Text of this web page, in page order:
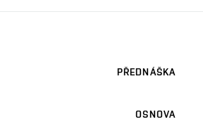
PŘEDNÁŠKA
OSNOVA